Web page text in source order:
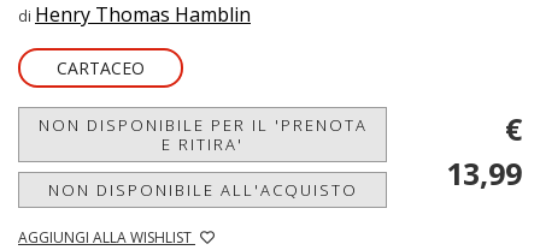
di Henry Thomas Hamblin
CARTACEO
NON DISPONIBILE PER IL 'PRENOTA
E RITIRA'
NON DISPONIBILE ALL'ACQUISTO
AGGIUNGI ALLA WISHLIST
€
13,99